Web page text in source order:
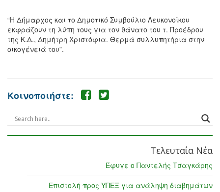
“Η Δήμαρχος και το Δημοτικό Συμβούλιο Λευκονοίκου
εκφράζουν τη λύπη τους για τον θάνατο του τ. Προέδρου
της Κ.Δ., Δημήτρη Χριστόφια. Θερμά συλλυπητήρια στην
οικογένειά του”.
Κοινοποιήστε:
Τελευταία Νέα
Έφυγε ο Παντελής Τσαγκάρης
Επιστολή προς ΥΠΕΞ για ανάληψη διαβημάτων